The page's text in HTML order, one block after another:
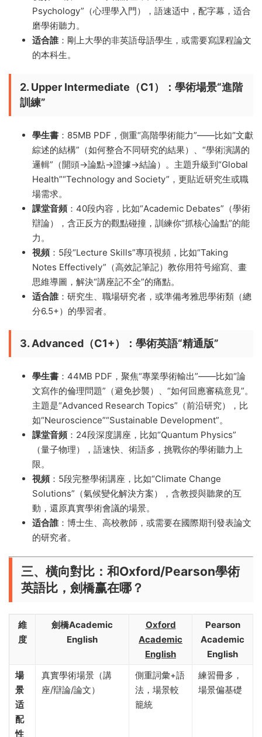
Psychology”（心理學入門），語速适中，配字幕，适合
磨學術聽力。
适合誰 ​：剛上大學的非英語母語學生，或需要寫課程論文
的本科生。
2. Upper Intermediate（C1）：學術場景“進階
訓練”​
學生書 ​：85MB PDF，側重“高階學術能力”——比如“文獻
綜述的結構”（如何整合不同研究的結果）、“學術演講的
邏輯”（開頭→論點→證據→結論）。主題升級到“Global
Health”“Technology and Society”，更貼近研究生或職
場需求。
課堂音頻​：40段内容，比如“Academic Debates”（學術
辯論），含正反方的觀點碰撞，訓練你“抓核心論點”的能
力。
視頻​：5段“Lecture Skills”專項視頻，比如“Taking
Notes Effectively”（高效記筆記）教你用符号縮寫、畫
思維導圖，解決“講座記不全”的痛點。
适合誰 ​：研究生、職場研究者，或準備考雅思學術類（總
分6.5+）的學習者。
3. Advanced（C1+）：學術英語“精通版”​
學生書 ​：44MB PDF，聚焦“專業學術輸出”——比如“論
文寫作的倫理問題”（避免抄襲）、“如何回應審稿意見”。
主題是“Advanced Research Topics”（前沿研究），比
如“Neuroscience”“Sustainable Development”。
課堂音頻​：24段深度講座，比如“Quantum Physics”
（量子物理），語速快、術語多，挑戰你的學術聽力上
限。
視頻​：5段完整學術講座，比如“Climate Change
Solutions”（氣候變化解決方案），含教授與聽衆的互
動，還原真實學術會議的場景。
适合誰 ​：博士生、高校教師，或需要在國際期刊發表論文
的研究者。
三、橫向對比：和Oxford/Pearson學術
英語比，劍橋赢在哪？​
維
度
劍橋Academic
English
Oxford
Academic
English
Pearson
Academic
English
場
景
适
配
性
真實學術場景（講
座/辯論/論文）
側重詞彙+語
法，場景較
籠統
練習冊多，
場景偏基礎